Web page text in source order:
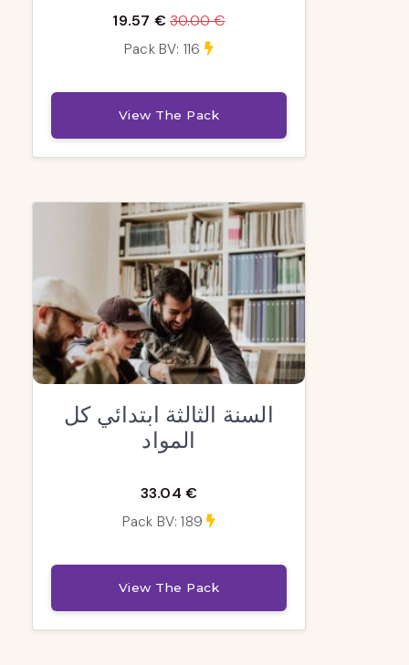
19.57 € 30.00 €
Pack BV: 116
View The Pack
السنة الثالثة ابتدائي كل
المواد
33.04 €
Pack BV: 189
View The Pack